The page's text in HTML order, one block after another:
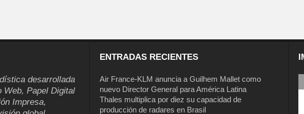
desarrollada
Web, Papel Digital
Impresa,
ENTRADAS RECIENTES
Air France-KLM anuncia a Guilhem Mallet como
nuevo Director General para América Latina
Thales multiplica por diez su capacidad de
producción de radares en Brasil